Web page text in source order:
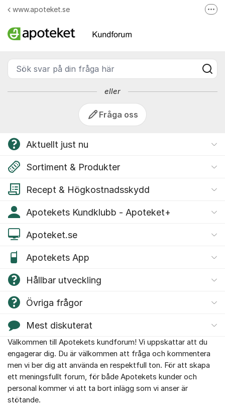
Hoppa till innehåll
Kundforum - Apoteket
www.apoteket.se
Ring till Apotekets kundservice
Sök svar på din fråga här
eller
Fråga oss
Aktuellt just nu
Sortiment & Produkter
Recept & Högkostnadsskydd
Apotekets Kundklubb - Apoteket+
Apoteket.se
Apotekets App
Hållbar utveckling
Övriga frågor
Mest diskuterat
Om forumet
Välkommen till Apotekets kundforum! Vi uppskattar att du
engagerar dig. Du är välkommen att fråga och kommentera
men vi ber dig att använda en respektfull ton. För att skapa
ett meningsfullt forum, för både Apotekets kunder och
personal kommer vi att ta bort inlägg som vi anser är
stötande.